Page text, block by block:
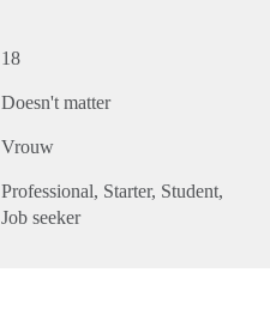
18
Doesn't matter
Vrouw
Professional Starter Student
Job seeker